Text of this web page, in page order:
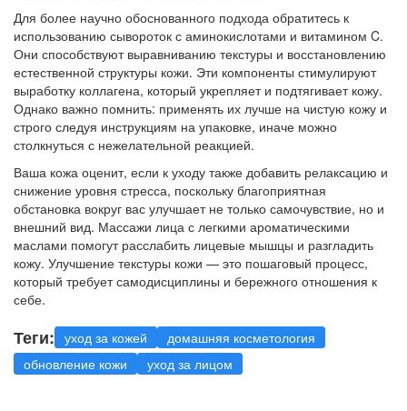
Для более научно обоснованного подхода обратитесь к
использованию сывороток с аминокислотами и витамином C.
Они способствуют выравниванию текстуры и восстановлению
естественной структуры кожи. Эти компоненты стимулируют
выработку коллагена, который укрепляет и подтягивает кожу.
Однако важно помнить: применять их лучше на чистую кожу и
строго следуя инструкциям на упаковке, иначе можно
столкнуться с нежелательной реакцией.
Ваша кожа оценит, если к уходу также добавить релаксацию и
снижение уровня стресса, поскольку благоприятная
обстановка вокруг вас улучшает не только самочувствие, но и
внешний вид. Массажи лица с легкими ароматическими
маслами помогут расслабить лицевые мышцы и разгладить
кожу. Улучшение текстуры кожи — это пошаговый процесс,
который требует самодисциплины и бережного отношения к
себе.
Теги: уход за кожей
домашняя косметология
обновление кожи
уход за лицом